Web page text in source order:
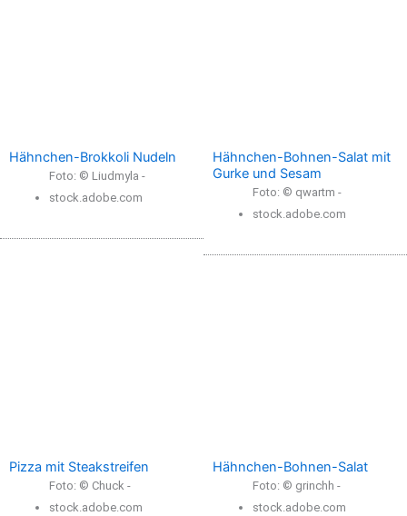
Hähnchen-Brokkoli Nudeln
Foto: © Liudmyla -
stock.adobe.com
Hähnchen-Bohnen-Salat mit
Gurke und Sesam
Foto: © qwartm -
stock.adobe.com
Pizza mit Steakstreifen
Foto: © Chuck -
stock.adobe.com
Hähnchen-Bohnen-Salat
Foto: © grinchh -
stock.adobe.com